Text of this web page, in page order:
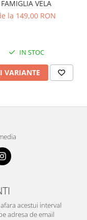
FAMIGLIA VELA
la 149,00 RON
IN STOC
VARIANTE
acestui interval
adresa de email